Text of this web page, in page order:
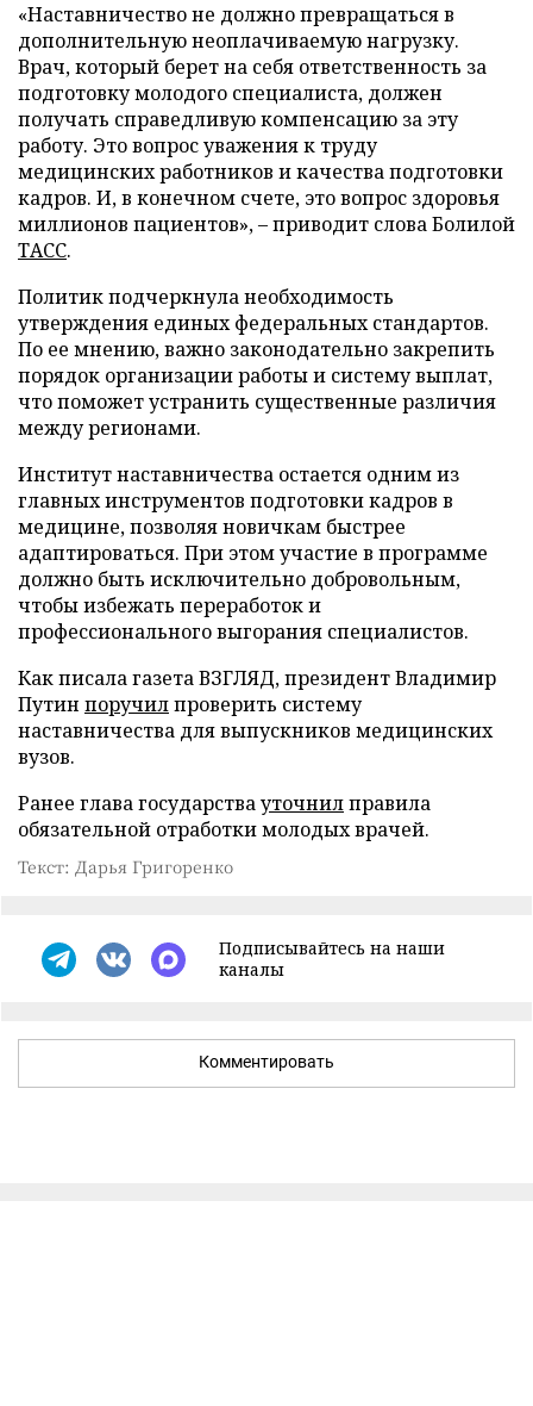
«Наставничество не должно превращаться в
дополнительную неоплачиваемую нагрузку.
Врач, который берет на себя ответственность за
подготовку молодого специалиста, должен
получать справедливую компенсацию за эту
работу. Это вопрос уважения к труду
медицинских работников и качества подготовки
кадров. И, в конечном счете, это вопрос здоровья
миллионов пациентов», – приводит слова Болилой
ТАСС.
Политик подчеркнула необходимость
утверждения единых федеральных стандартов.
По ее мнению, важно законодательно закрепить
порядок организации работы и систему выплат,
что поможет устранить существенные различия
между регионами.
Институт наставничества остается одним из
главных инструментов подготовки кадров в
медицине, позволяя новичкам быстрее
адаптироваться. При этом участие в программе
должно быть исключительно добровольным,
чтобы избежать переработок и
профессионального выгорания специалистов.
Как писала газета ВЗГЛЯД, президент Владимир
Путин поручилпроверить систему
наставничества для выпускников медицинских
вузов.
Ранее глава государствауточнилправила
обязательной отработки молодых врачей.
Текст: Дарья Григоренко
Подписывайтесь на наши
каналы
Комментировать